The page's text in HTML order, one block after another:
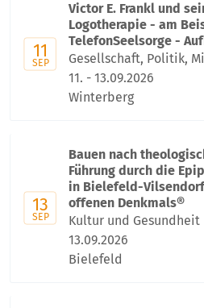
11
SEP
Victor E. Frankl und
Logotherapie - am
TelefonSeelsorge -
Gesellschaft, Politik,
11. - 13.09.2026
Winterberg
13
SEP
Bauen nach
Führung durch die
in Bielefeld-
offenen Denkmals®
Kultur und Gesundheit
13.09.2026
Bielefeld